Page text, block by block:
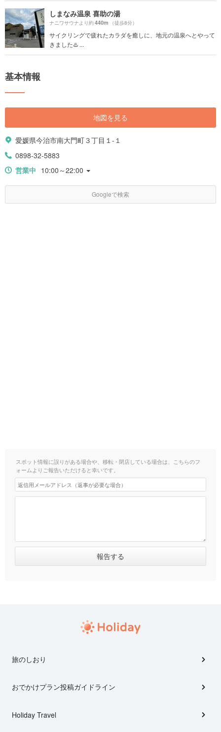
しまなみ温泉 喜助の湯
ナニワサウナより約440m （徒歩8分）
サイクリングで疲れたカラダを癒しに、地元の温泉へとやって
きました♨️ ...
基本情報
地図を見る
愛媛県今治市南大門町３丁目１-１
0898-32-5883
営業中 10:00～22:00
Googleで検索
スポット情報に誤りがある場合や、移転・閉店している場合は、こちらのフ
ォームよりご報告いただけると幸いです。
旅のしおり
おでかけプラン投稿ガイドライン
Holiday Travel